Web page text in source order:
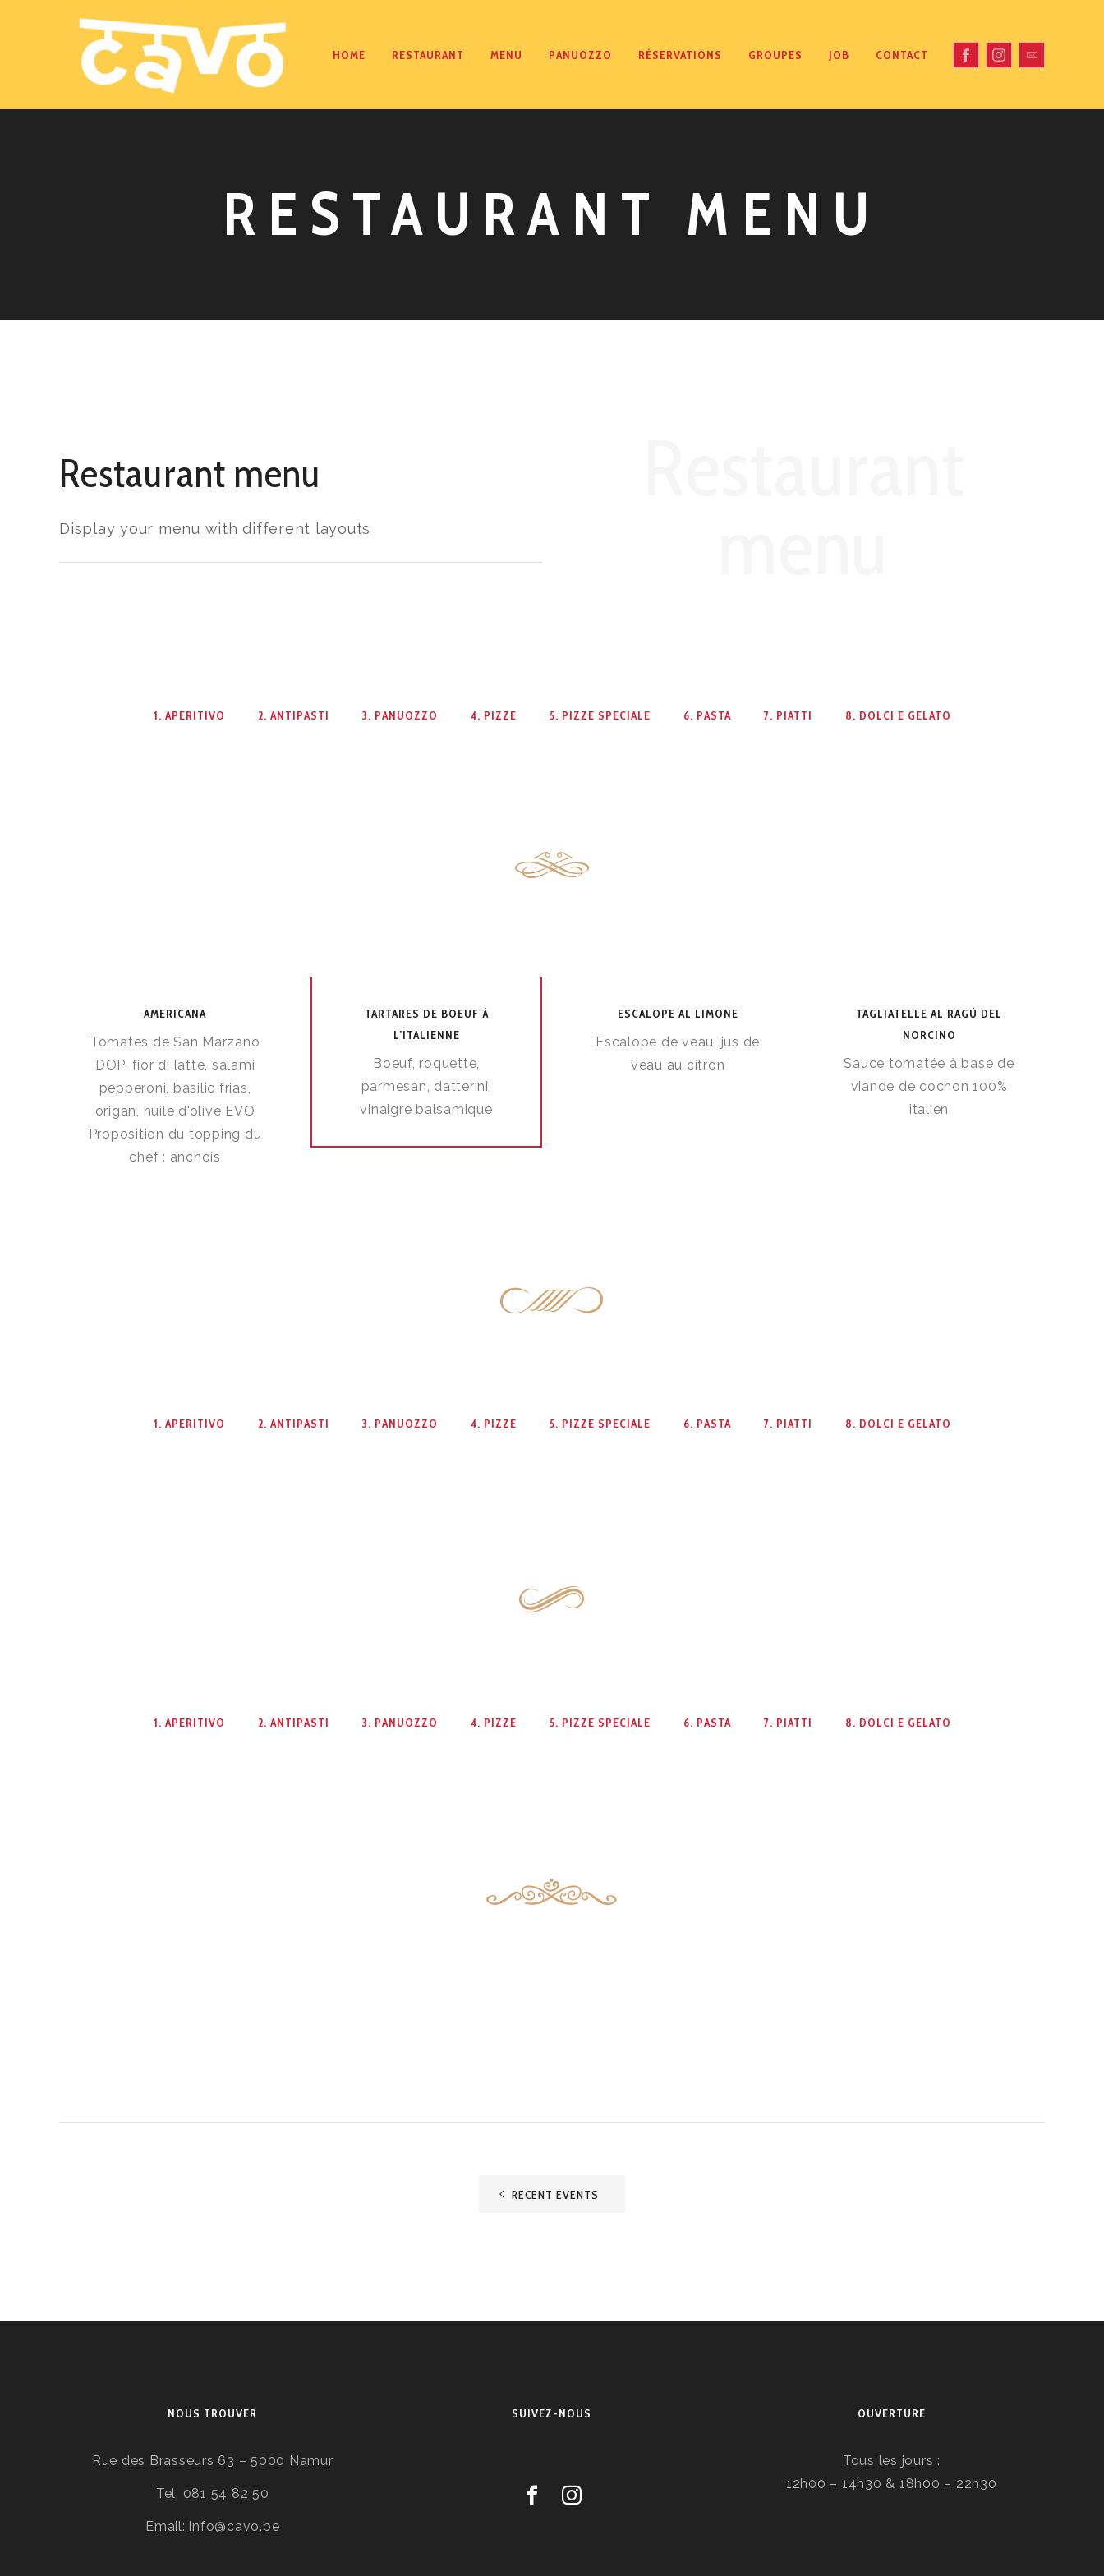
HOME RESTAURANT MENU PANUOZZO RÉSERVATIONS GROUPES JOB CONTACT
RESTAURANT MENU
Restaurant menu
Display your menu with different layouts
1. APERITIVO 2. ANTIPASTI 3. PANUOZZO 4. PIZZE 5. PIZZE SPECIALE 6. PASTA 7. PIATTI 8. DOLCI E GELATO
AMERICANA
Tomates de San Marzano
DOP, fior di latte, salami
pepperoni, basilic frias,
origan, huile d'olive EVO
Proposition du topping du
chef : anchois
TARTARES DE BOEUF À
L’ITALIENNE
Boeuf, roquette,
parmesan, datterini,
vinaigre balsamique
ESCALOPE AL LIMONE
Escalope de veau, jus de
veau au citron
TAGLIATELLE AL RAGÙ DEL
NORCINO
Sauce tomatée à base de
viande de cochon 100%
italien
1. APERITIVO 2. ANTIPASTI 3. PANUOZZO 4. PIZZE 5. PIZZE SPECIALE 6. PASTA 7. PIATTI 8. DOLCI E GELATO
1. APERITIVO 2. ANTIPASTI 3. PANUOZZO 4. PIZZE 5. PIZZE SPECIALE 6. PASTA 7. PIATTI 8. DOLCI E GELATO
RECENT EVENTS
NOUS TROUVER
Rue des Brasseurs 63 – 5000 Namur
Tel: 081 54 82 50
Email: info@cavo.be
SUIVEZ-NOUS OUVERTURE
Tous les jours :
12h00 – 14h30 & 18h00 – 22h30